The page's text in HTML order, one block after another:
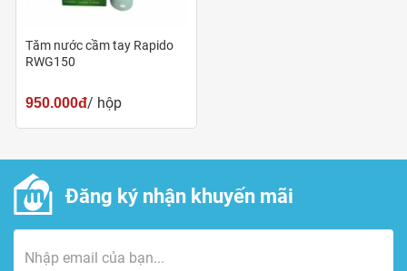
Tăm nước cầm tay Rapido
RWG150
950.000đ/ hộp
Đăng ký nhận khuyến mãi